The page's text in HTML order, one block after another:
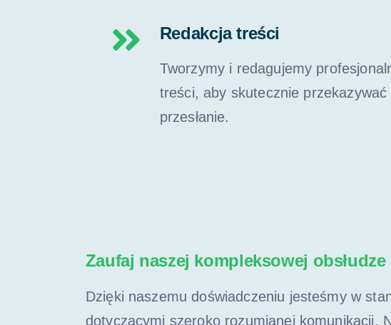
Redakcja treści
Tworzymy i redagujemy
treści, aby skutecznie przekazywać
przesłanie.
Zaufaj naszej kompleksowej obsłudze
Dzięki naszemu doświadczeniu jesteśmy w
dotyczącymi szeroko rozumianej komunikacji.